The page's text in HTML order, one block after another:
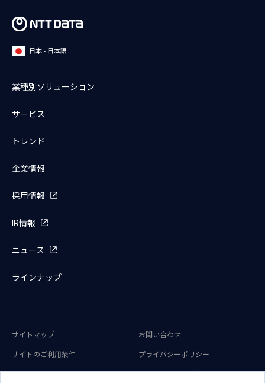
日本 - 日本語
業種別ソリューション
サービス
トレンド
企業情報
採用情報
IR情報
ニュース
ラインナップ
サイトマップ お問い合わせ
サイトのご利用条件 プライバシーポリシー
アクセシビリティポリシー クッキー（Cookie）ポリシー